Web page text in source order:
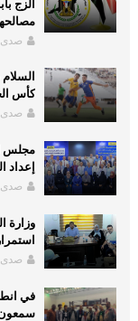
الزج
مصالحهم
صدى
كأس
صدى
مجلس
إعداد
صدى
وزارة
استمرارية
صدى
في
سمعون